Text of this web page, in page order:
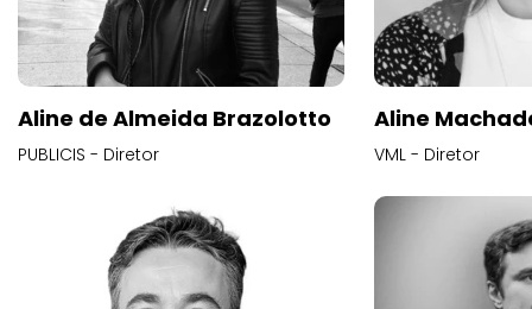
Aline de Almeida Brazolotto
PUBLICIS - Diretor
Aline
VML - Diretor